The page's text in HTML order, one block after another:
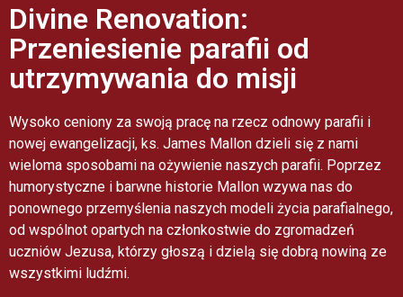
Divine Renovation:
Przeniesienie parafii od
utrzymywania do misji
Wysoko ceniony za swoją pracę na rzecz odnowy parafii i
nowej ewangelizacji, ks. James Mallon dzieli się z nami
wieloma sposobami na ożywienie naszych parafii. Poprzez
humorystyczne i barwne historie Mallon wzywa nas do
ponownego przemyślenia naszych modeli życia parafialnego,
od wspólnot opartych na członkostwie do zgromadzeń
uczniów Jezusa, którzy głoszą i dzielą się dobrą nowiną ze
wszystkimi ludźmi.